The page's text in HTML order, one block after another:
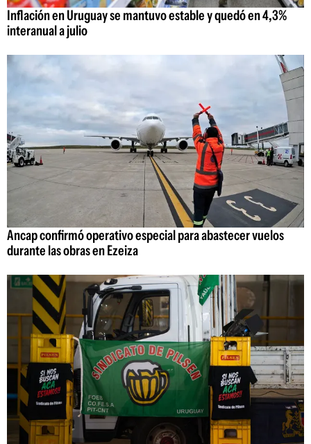
Inflación en Uruguay se mantuvo estable y quedó en 4,3%
interanual a julio
Ancap confirmó operativo especial para abastecer vuelos
durante las obras en Ezeiza